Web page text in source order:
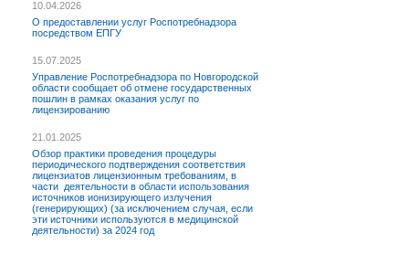
10.04.2026
О предоставлении услуг Роспотребнадзора
посредством ЕПГУ
15.07.2025
Управление Роспотребнадзора по Новгородской
области сообщает об отмене государственных
пошлин в рамках оказания услуг по
лицензированию
21.01.2025
Обзор практики проведения процедуры
периодического подтверждения соответствия
лицензиатов лицензионным требованиям, в
части деятельности в области использования
источников ионизирующего излучения
(генерирующих) (за исключением случая, если
эти источники используются в медицинской
деятельности) за 2024 год